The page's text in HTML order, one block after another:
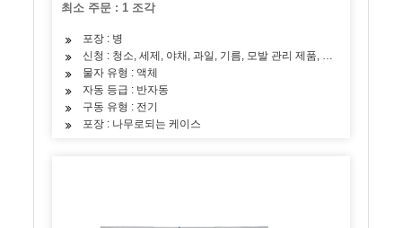
최소 주문 : 1 조각
포장 : 병
신청 : 청소, 세제, 야채, 과일, 기름, 모발 관리 제품, 유제품, 음료
물자 유형 : 액체
자동 등급 : 반자동
구동 유형 : 전기
포장 : 나무로되는 케이스